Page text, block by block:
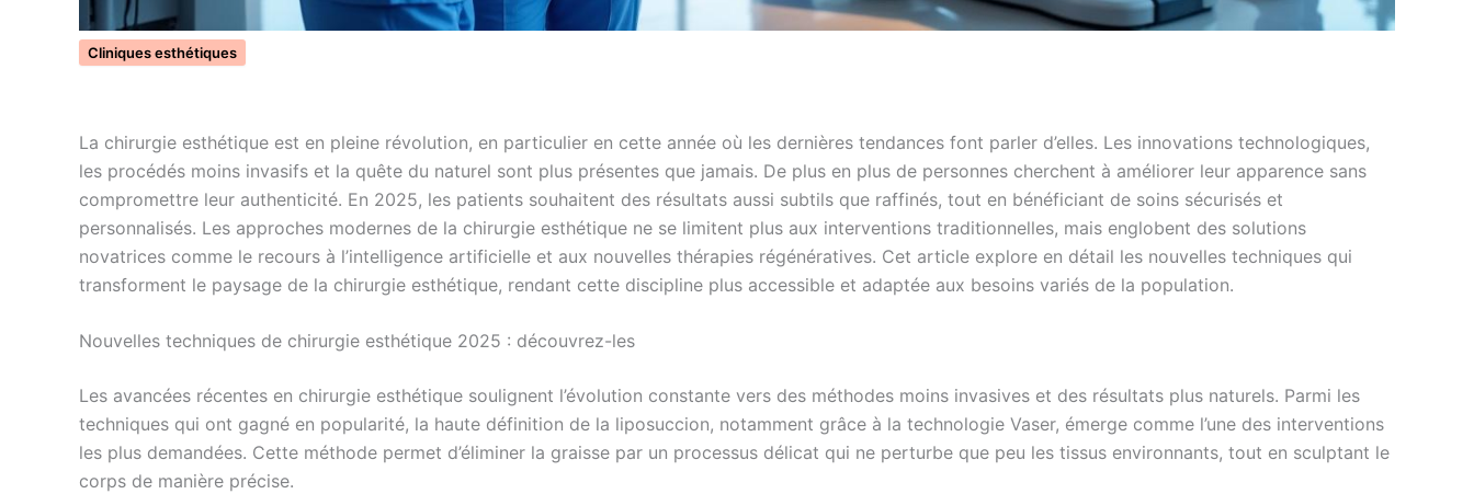
Cliniques esthétiques
La chirurgie esthétique est en pleine révolution, en particulier en cette année où les dernières tendances font parler d’elles. Les innovations technologiques,
les procédés moins invasifs et la quête du naturel sont plus présentes que jamais. De plus en plus de personnes cherchent à améliorer leur apparence sans
compromettre leur authenticité. En 2025, les patients souhaitent des résultats aussi subtils que raffinés, tout en bénéficiant de soins sécurisés et
personnalisés. Les approches modernes de la chirurgie esthétique ne se limitent plus aux interventions traditionnelles, mais englobent des solutions
novatrices comme le recours à l’intelligence artificielle et aux nouvelles thérapies régénératives. Cet article explore en détail les nouvelles techniques qui
transforment le paysage de la chirurgie esthétique, rendant cette discipline plus accessible et adaptée aux besoins variés de la population.
Nouvelles techniques de chirurgie esthétique 2025 : découvrez-les
Les avancées récentes en chirurgie esthétique soulignent l’évolution constante vers des méthodes moins invasives et des résultats plus naturels. Parmi les
techniques qui ont gagné en popularité, la haute définition de la liposuccion, notamment grâce à la technologie Vaser, émerge comme l’une des interventions
les plus demandées. Cette méthode permet d’éliminer la graisse par un processus délicat qui ne perturbe que peu les tissus environnants, tout en sculptant le
corps de manière précise.